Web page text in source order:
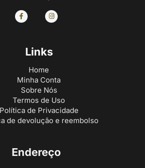
Links
Home
Minha Conta
Sobre Nós
Termos de Uso
Política de Privacidade
de devolução e reembolso
Endereço